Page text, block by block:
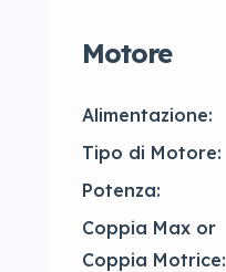
Motore
Alimentazione:
Tipo di Motore:
Potenza:
Coppia Max or
Coppia Motrice: